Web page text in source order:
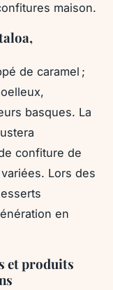
maison.
de caramel ;
basques. La
confiture de
Lors des
en
et produits